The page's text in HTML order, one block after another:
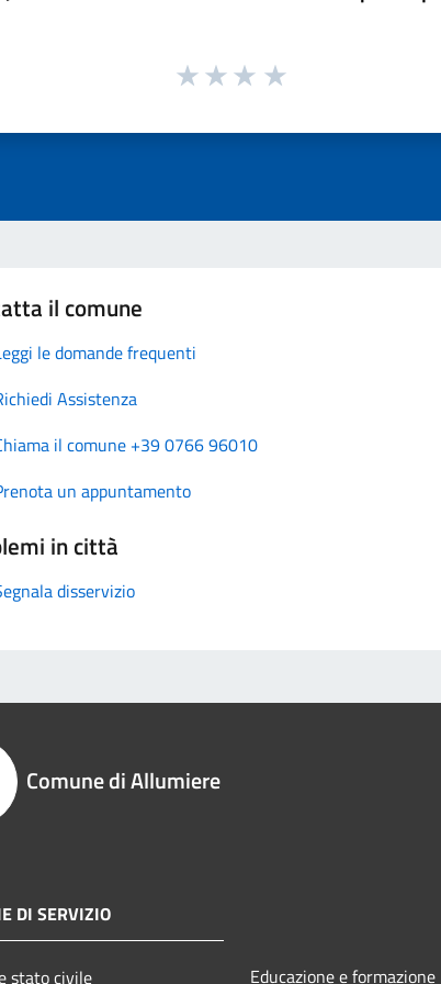
il comune
le domande frequenti
Assistenza
il comune +39 0766 96010
un appuntamento
in città
disservizio
Comune di Allumiere
DI SERVIZIO
stato civile Educazione e formazione